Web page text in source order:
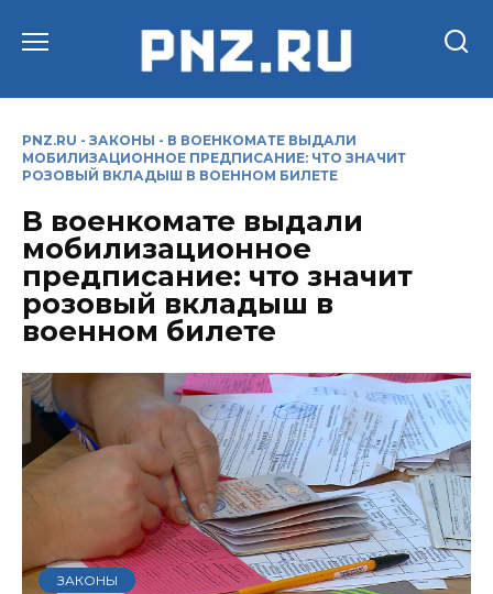
PNZ.RU - ЗАКОНЫ - В ВОЕНКОМАТЕ ВЫДАЛИ
МОБИЛИЗАЦИОННОЕ ПРЕДПИСАНИЕ: ЧТО ЗНАЧИТ
РОЗОВЫЙ ВКЛАДЫШ В ВОЕННОМ БИЛЕТЕ
В военкомате выдали
мобилизационное
предписание: что значит
розовый вкладыш в
военном билете
ЗАКОНЫ